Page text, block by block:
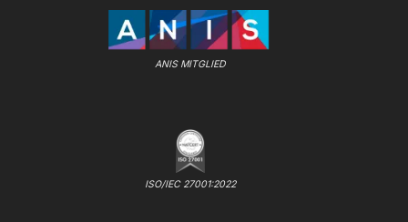
ANIS MITGLIED
ISO/IEC 27001:2022